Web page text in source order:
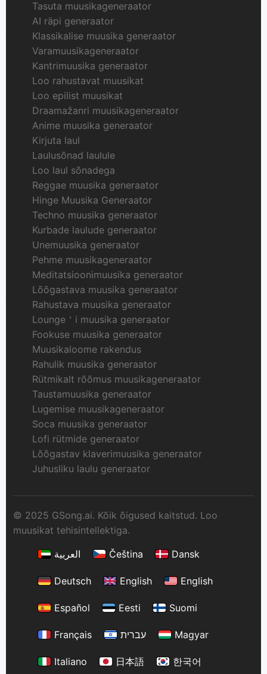
Tasuta muusikageneraator
AI räpi generaator
Klassikalise muusika generaator
Varamuusikageneraator
Kantrimuusika generaator
Loo rahustavat muusikat
Loo epilist muusikat
Draamažanri muusikageneraator
Anime muusika generaator
Kirjuta laul
Laulusõnad laulule
Loo laul sõnadega
Reggae muusika generaator
Hinge Muusika Generaator
Techno muusika generaator
Kurbade laulude generaator
Unemuusika generaator
Pehme muusikageneraator
Meditatsioonimuusika generaator
Lõõgastava muusika generaator
Rahustava muusika generaator
Lounge＇i muusika generaator
Fookuse muusika generaator
Muusikaloome rakendus
Rahulik muusika generaator
Rütmikalt rõõmus muusikageneraator
Taustamuusika generaator
Lugemise muusikageneraator
Soca muusika generaator
Lofi rütmide generaator
Lõõgastav klaverimuusika generaator
Juhusliku laulu generaator
© 2025 GSong.ai. Kõik õigused kaitstud. Loo
muusikat tehisintellektiga.
العربية
Čeština Dansk
Deutsch English English
Español Eesti Suomi
Français עברית Magyar
Italiano 日本語 한국어